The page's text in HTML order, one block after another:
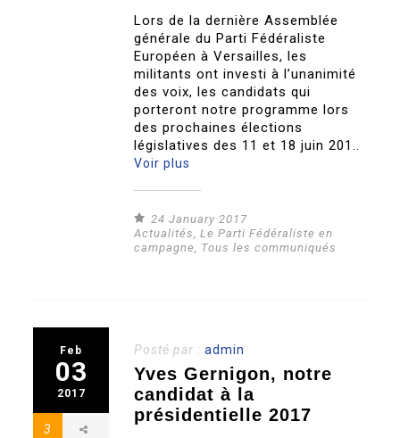
Lors de la dernière Assemblée
générale du Parti Fédéraliste
Européen à Versailles, les
militants ont investi à l’unanimité
des voix, les candidats qui
porteront notre programme lors
des prochaines élections
législatives des 11 et 18 juin 201..
Voir plus
24 January 2017
Actualités,Le Parti Fédéraliste en
campagne, Tous les communiqués
Feb
03
2017
3
Posté par :admin
Yves Gernigon, notre
candidat à la
présidentielle 2017